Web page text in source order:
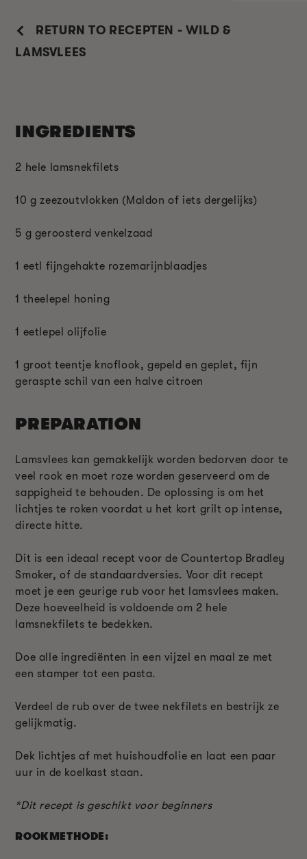
RETURN TO RECEPTEN - WILD &
LAMSVLEES
INGREDIENTS
2 hele lamsnekfilets
10 g zeezoutvlokken (Maldon of iets dergelijks)
5 g geroosterd venkelzaad
1 eetl fijngehakte rozemarijnblaadjes
1 theelepel honing
1 eetlepel olijfolie
1 groot teentje knoflook, gepeld en geplet, fijn
geraspte schil van een halve citroen
PREPARATION
Lamsvlees kan gemakkelijk worden bedorven door te
veel rook en moet roze worden geserveerd om de
sappigheid te behouden. De oplossing is om het
lichtjes te roken voordat u het kort grilt op intense,
directe hitte.
Dit is een ideaal recept voor de Countertop Bradley
Smoker, of de standaardversies. Voor dit recept
moet je een geurige rub voor het lamsvlees maken.
Deze hoeveelheid is voldoende om 2 hele
lamsnekfilets te bedekken.
Doe alle ingrediënten in een vijzel en maal ze met
een stamper tot een pasta.
Verdeel de rub over de twee nekfilets en bestrijk ze
gelijkmatig.
Dek lichtjes af met huishoudfolie en laat een paar
uur in de koelkast staan.
*Dit recept is geschikt voor beginners
ROOKMETHODE: